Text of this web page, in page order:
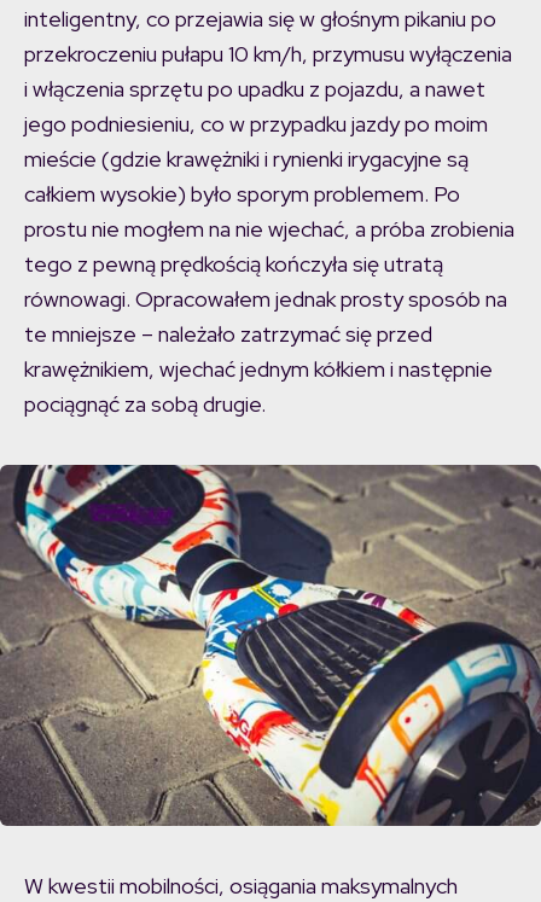
inteligentny, co przejawia się w głośnym pikaniu po
przekroczeniu pułapu 10 km/h, przymusu wyłączenia
i włączenia sprzętu po upadku z pojazdu, a nawet
jego podniesieniu, co w przypadku jazdy po moim
mieście (gdzie krawężniki i rynienki irygacyjne są
całkiem wysokie) było sporym problemem. Po
prostu nie mogłem na nie wjechać, a próba zrobienia
tego z pewną prędkością kończyła się utratą
równowagi. Opracowałem jednak prosty sposób na
te mniejsze – należało zatrzymać się przed
krawężnikiem, wjechać jednym kółkiem i następnie
pociągnąć za sobą drugie.
W kwestii mobilności, osiągania maksymalnych